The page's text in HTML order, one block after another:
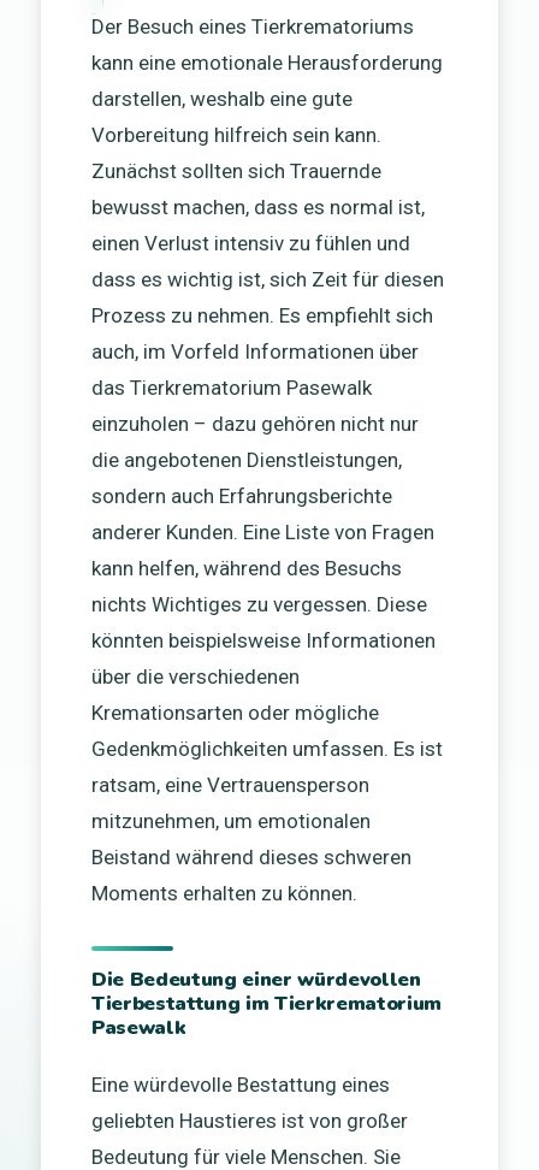
Der Besuch eines Tierkrematoriums
kann eine emotionale Herausforderung
darstellen, weshalb eine gute
Vorbereitung hilfreich sein kann.
Zunächst sollten sich Trauernde
bewusst machen, dass es normal ist,
einen Verlust intensiv zu fühlen und
dass es wichtig ist, sich Zeit für diesen
Prozess zu nehmen. Es empfiehlt sich
auch, im Vorfeld Informationen über
das Tierkrematorium Pasewalk
einzuholen – dazu gehören nicht nur
die angebotenen Dienstleistungen,
sondern auch Erfahrungsberichte
anderer Kunden. Eine Liste von Fragen
kann helfen, während des Besuchs
nichts Wichtiges zu vergessen. Diese
könnten beispielsweise Informationen
über die verschiedenen
Kremationsarten oder mögliche
Gedenkmöglichkeiten umfassen. Es ist
ratsam, eine Vertrauensperson
mitzunehmen, um emotionalen
Beistand während dieses schweren
Moments erhalten zu können.
Die Bedeutung einer würdevollen
Tierbestattung im Tierkrematorium
Pasewalk
Eine würdevolle Bestattung eines
geliebten Haustieres ist von großer
Bedeutung für viele Menschen. Sie